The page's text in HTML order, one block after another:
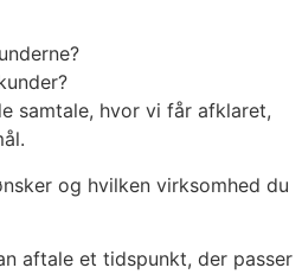
samtale, hvor vi får afklaret,
og hvilken virksomhed du
aftale et tidspunkt, der passer